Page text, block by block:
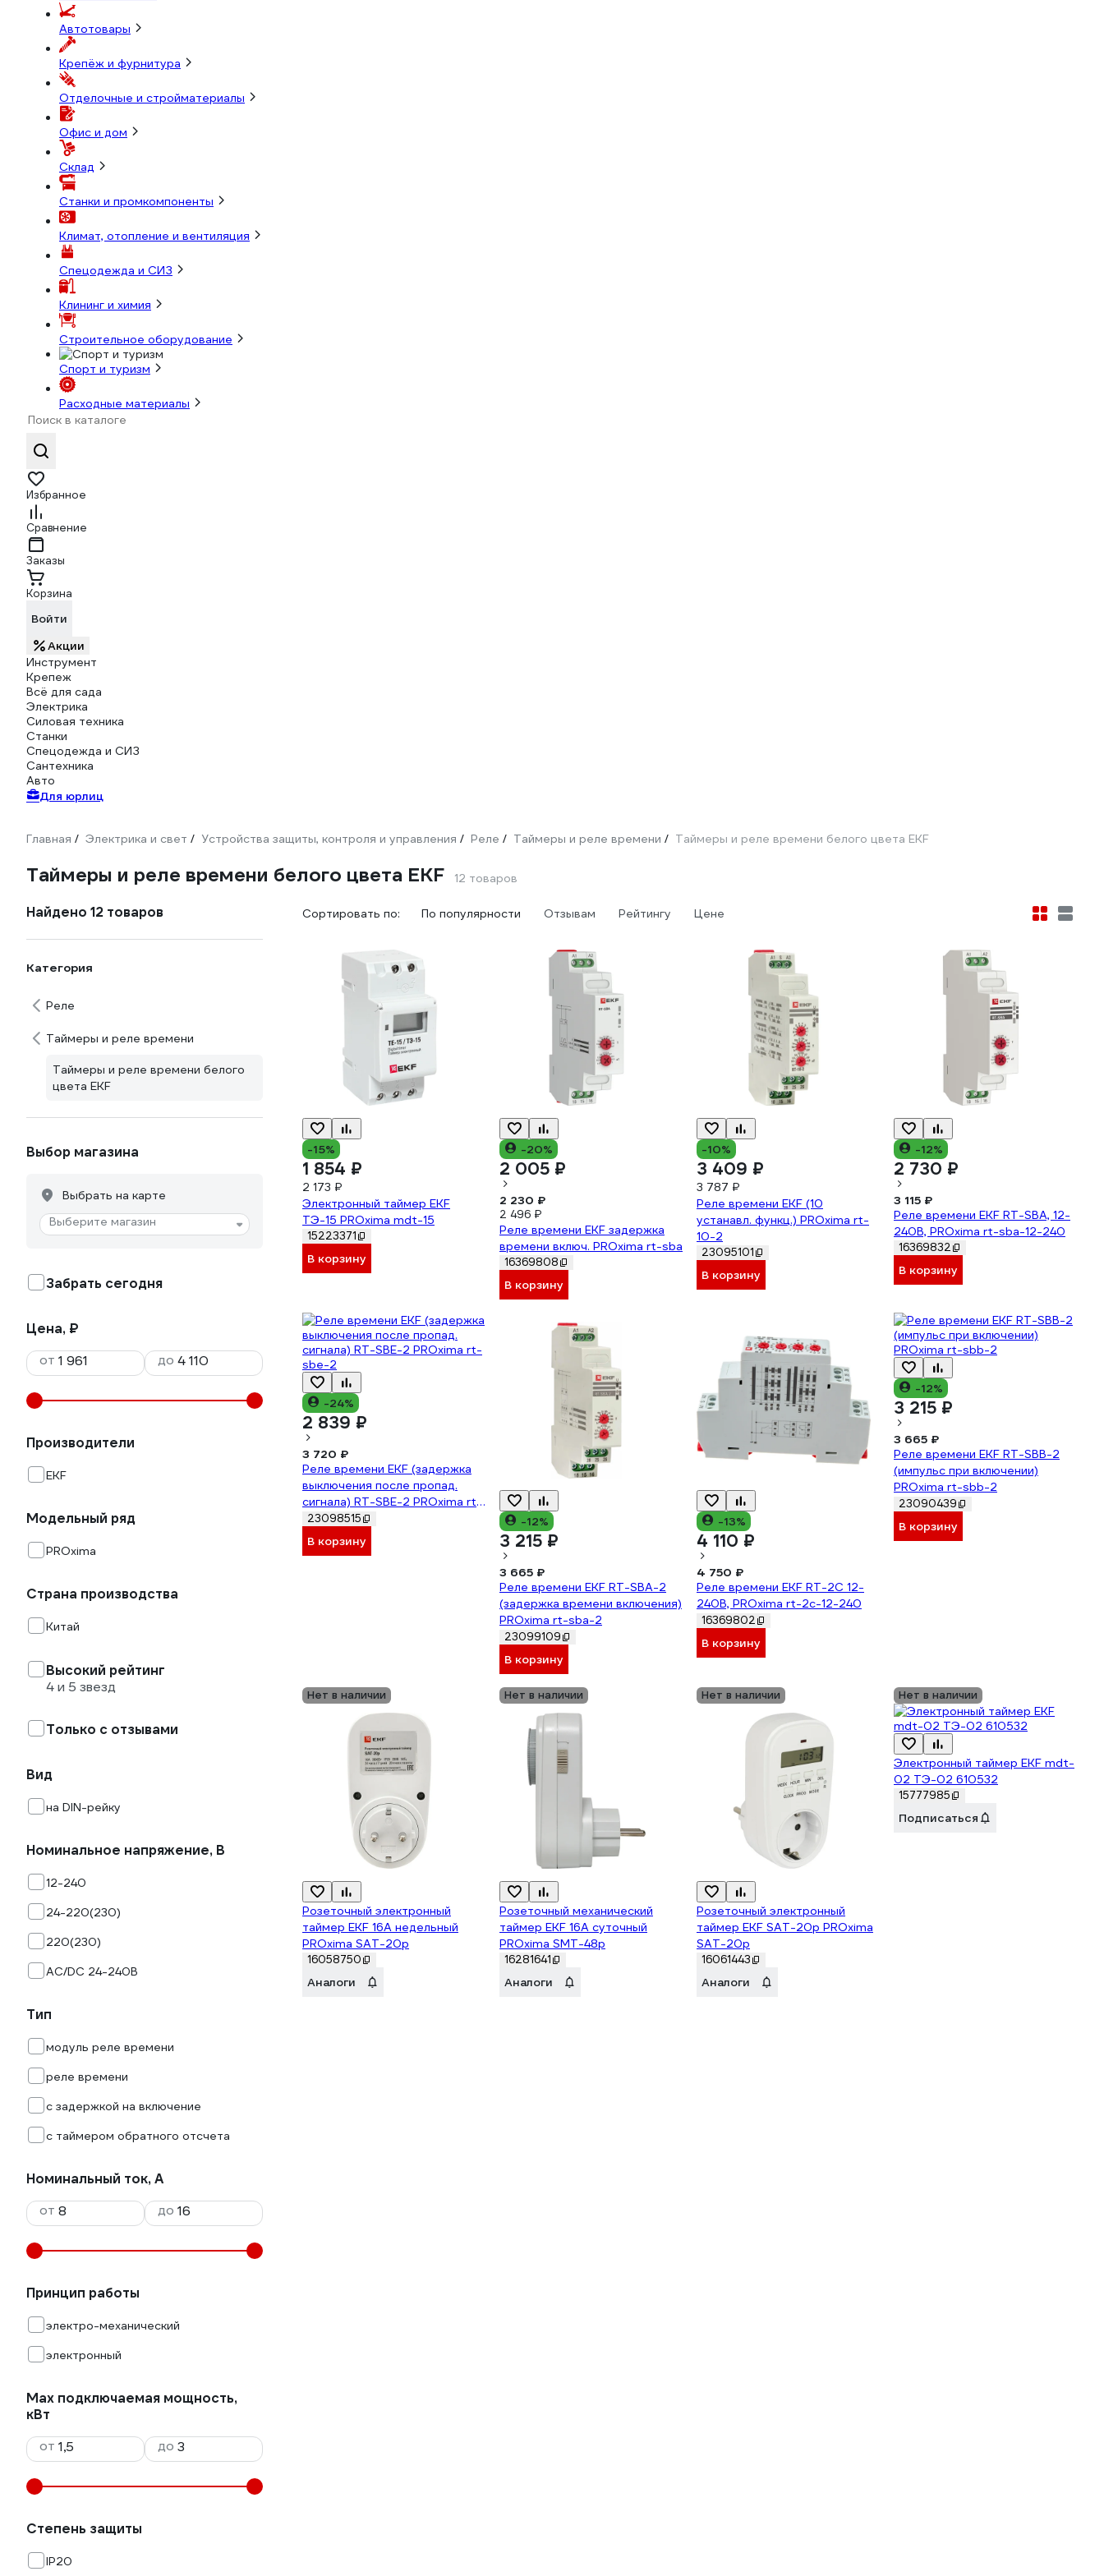
Автотовары
Крепёж и фурнитура
Отделочные и стройматериалы
Офис и дом
Склад
Станки и промкомпоненты
Климат, отопление и вентиляция
Спецодежда и СИЗ
Клининг и химия
Строительное оборудование
Спорт и туризм
Расходные материалы
Избранное
Сравнение
Заказы
Корзина
Войти
Акции
Инструмент
Крепеж
Всё для сада
Электрика
Силовая техника
Станки
Спецодежда и СИЗ
Сантехника
Авто
Для юрлиц
Главная / Электрика и свет / Устройства защиты, контроля и управления / Реле / Таймеры и реле времени / Таймеры и реле времени белого цвета EKF
Таймеры и реле времени белого цвета EKF 12 товаров
Найдено 12 товаров
Категория
Реле
Таймеры и реле времени
Таймеры и реле времени белого
цвета EKF
Выбор магазина
Выбрать на карте
Выберите магазин
Забрать сегодня
Цена, ₽
от
до
Производители
EKF
Модельный ряд
PROxima
Страна производства
Китай
Высокий рейтинг
4 и 5 звезд
Только с отзывами
Вид
на DIN-рейку
Номинальное напряжение, В
12-240
24-220(230)
220(230)
АС/DC 24-240В
Тип
модуль реле времени
реле времени
с задержкой на включение
с таймером обратного отсчета
Номинальный ток, А
от
до
Принцип работы
электро-механический
электронный
Max подключаемая мощность,
кВт
от
до
Степень защиты
IP20
Сортировать по: По популярности Отзывам Рейтингу Цене
-15%
1 854 ₽
2 173 ₽
Электронный таймер EKF
ТЭ-15 PROxima mdt-15
15223371
В корзину
-20%
2 005 ₽
2 230 ₽
2 496 ₽
Реле времени EKF задержка
времени включ. PROxima rt-sba
16369808
В корзину
-10%
3 409 ₽
3 787 ₽
Реле времени EKF (10
устанавл. функц.) PROxima rt-
10-2
23095101
В корзину
-12%
2 730 ₽
3 115 ₽
Реле времени EKF RT-SBA, 12-
240В, PROxima rt-sba-12-240
16369832
В корзину
-24%
2 839 ₽
3 720 ₽
Реле времени EKF (задержка
выключения после пропад.
сигнала) RT-SBE-2 PROxima rt-
sbe-2
23098515
В корзину
-12%
3 215 ₽
3 665 ₽
Реле времени EKF RT-SBA-2
(задержка времени включения)
PROxima rt-sba-2
23099109
В корзину
-13%
4 110 ₽
4 750 ₽
Реле времени EKF RT-2C 12-
240В, PROxima rt-2c-12-240
16369802
В корзину
-12%
3 215 ₽
3 665 ₽
Реле времени EKF RT-SBB-2
(импульс при включении)
PROxima rt-sbb-2
23090439
В корзину
Нет в наличии
Розеточный электронный
таймер EKF 16A недельный
PROxima SAT-20p
16058750
Аналоги
Нет в наличии
Розеточный механический
таймер EKF 16A суточный
PROxima SMT-48p
16281641
Аналоги
Нет в наличии
Розеточный электронный
таймер EKF SAT-20p PROxima
SAT-20p
16061443
Аналоги
Нет в наличии
Электронный таймер EKF mdt-
02 ТЭ-02 610532
15777985
Подписаться